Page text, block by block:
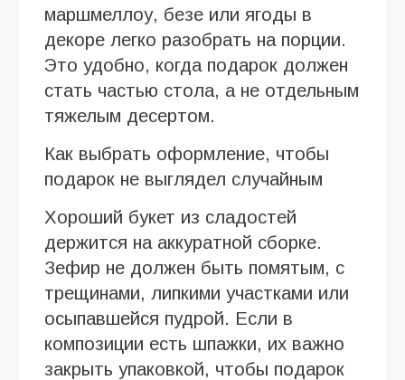
маршмеллоу, безе или ягоды в
декоре легко разобрать на порции.
Это удобно, когда подарок должен
стать частью стола, а не отдельным
тяжелым десертом.
Как выбрать оформление, чтобы
подарок не выглядел случайным
Хороший букет из сладостей
держится на аккуратной сборке.
Зефир не должен быть помятым, с
трещинами, липкими участками или
осыпавшейся пудрой. Если в
композиции есть шпажки, их важно
закрыть упаковкой, чтобы подарок